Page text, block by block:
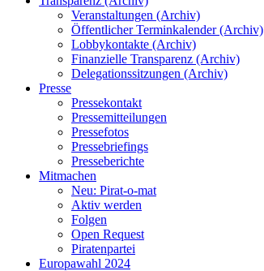
Veranstaltungen (Archiv)
Öffentlicher Terminkalender (Archiv)
Lobbykontakte (Archiv)
Finanzielle Transparenz (Archiv)
Delegationssitzungen (Archiv)
Presse
Pressekontakt
Pressemitteilungen
Pressefotos
Pressebriefings
Presseberichte
Mitmachen
Neu: Pirat-o-mat
Aktiv werden
Folgen
Open Request
Piratenpartei
Europawahl 2024